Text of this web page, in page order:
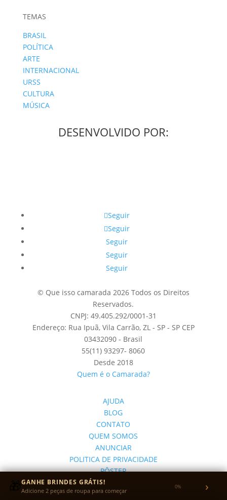
TEMAS
BRASIL
POLÍTICA
ARTE
INTERNACIONAL
URSS
CULTURA
MÚSICA
DESENVOLVIDO POR:
Seguir
Seguir
Seguir
Seguir
Seguir
© Que isso camarada 2026 Todos os Direitos
Reservados.
CNPJ: 49.405.292/0001-31
Endereço: Rua Ipuã, Vila Carrão, ZL - SP - SP CEP
03432090 - Brasil
55(11) 93297- 8060
Desde 2018
Quem é o Camarada?
AJUDA
BLOG
CONTATO
QUEM SOMOS
ANUNCIAR
POLITICA DE PRIVACIDADE
PÔSTER
CASA
🎁GANHE BRINDES GRÁTIS!
Adicione 2 peças de roupa para começar 0% ›